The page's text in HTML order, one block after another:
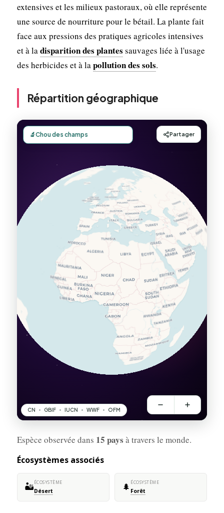
extensives et les milieux pastoraux, où elle représente
une source de nourriture pour le bétail. La plante fait
face aux pressions des pratiques agricoles intensives
et à ladisparition des plantes sauvages liée à l'usage
des herbicides et à lapollution des sols.
Répartition géographique
Espèce observée dans 15 pays à travers le monde.
Écosystèmes associés
🏜️ÉCOSYSTÈME
Désert 🌲 ÉCOSYSTÈME
Forêt